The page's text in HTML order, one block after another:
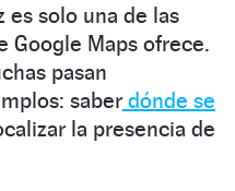
es solo una de las
Google Maps ofrece.
pasan
saber dónde se
la presencia de